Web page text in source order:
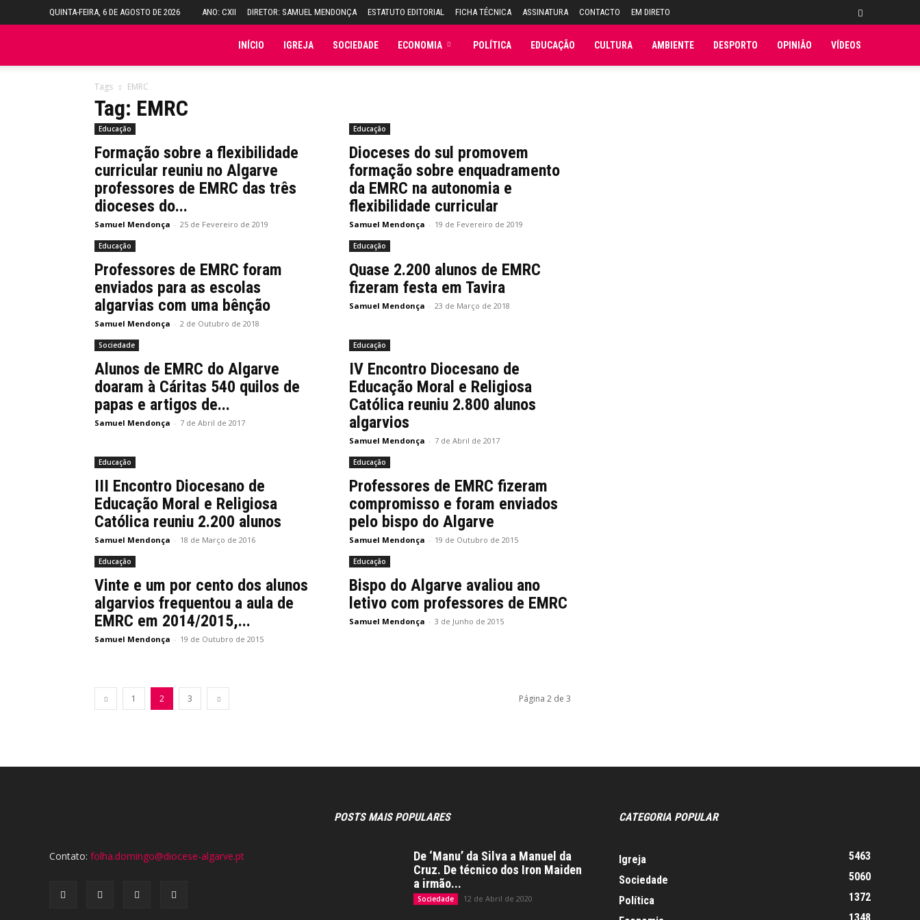
QUINTA-FEIRA, 6 DE AGOSTO DE 2026 ANO: CXII DIRETOR: SAMUEL MENDONÇA ESTATUTO EDITORIAL FICHA TÉCNICA ASSINATURA CONTACTO EM DIRETO
INÍCIO IGREJA SOCIEDADE ECONOMIA POLÍTICA EDUCAÇÃO CULTURA AMBIENTE DESPORTO OPINIÃO VÍDEOS
Tags EMRC
Tag: EMRC
Educação
Formação sobre a flexibilidade
curricular reuniu no Algarve
professores de EMRC das três
dioceses do...
Samuel Mendonça - 25 de Fevereiro de 2019
Educação
Dioceses do sul promovem
formação sobre enquadramento
da EMRC na autonomia e
flexibilidade curricular
Samuel Mendonça - 19 de Fevereiro de 2019
Educação
Professores de EMRC foram
enviados para as escolas
algarvias com uma bênção
Samuel Mendonça - 2 de Outubro de 2018
Educação
Quase 2.200 alunos de EMRC
fizeram festa em Tavira
Samuel Mendonça - 23 de Março de 2018
Sociedade
Alunos de EMRC do Algarve
doaram à Cáritas 540 quilos de
papas e artigos de...
Samuel Mendonça - 7 de Abril de 2017
Educação
IV Encontro Diocesano de
Educação Moral e Religiosa
Católica reuniu 2.800 alunos
algarvios
Samuel Mendonça - 7 de Abril de 2017
Educação
III Encontro Diocesano de
Educação Moral e Religiosa
Católica reuniu 2.200 alunos
Samuel Mendonça - 18 de Março de 2016
Educação
Professores de EMRC fizeram
compromisso e foram enviados
pelo bispo do Algarve
Samuel Mendonça - 19 de Outubro de 2015
Educação
Vinte e um por cento dos alunos
algarvios frequentou a aula de
EMRC em 2014/2015,...
Samuel Mendonça - 19 de Outubro de 2015
Educação
Bispo do Algarve avaliou ano
letivo com professores de EMRC
Samuel Mendonça - 3 de Junho de 2015
1 2 3 Página 2 de 3
Contato: folha.domingo@diocese-algarve.pt
POSTS MAIS POPULARES
De ‘Manu’ da Silva a Manuel da
Cruz. De técnico dos Iron Maiden
a irmão...
Sociedade 12 de Abril de 2020
CATEGORIA POPULAR
Igreja
5463
Sociedade
5060
Política
1372